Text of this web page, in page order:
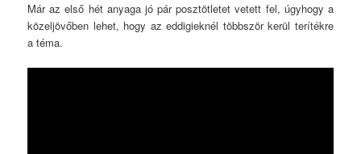
Már az első hét anyaga jó pár posztötletet vetett fel, úgyhogy a
közeljövőben lehet, hogy az eddigieknél többször kerül terítékre
a téma.